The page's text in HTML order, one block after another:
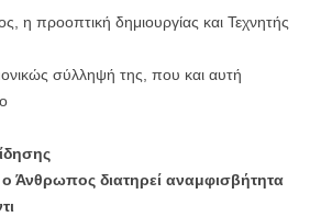
η προοπτική δημιουργίας και Τεχνητής
σύλληψή της, που και αυτή
ο Άνθρωπος διατηρεί αναμφισβήτητα